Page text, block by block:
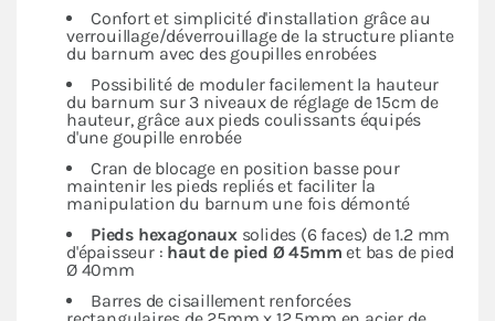
Confort et simplicité d'installation grâce au
verrouillage/déverrouillage de la structure pliante
du barnum avec des goupilles enrobées
Possibilité de moduler facilement la hauteur
du barnum sur 3 niveaux de réglage de 15cm de
hauteur, grâce aux pieds coulissants équipés
d'une goupille enrobée
Cran de blocage en position basse pour
maintenir les pieds repliés et faciliter la
manipulation du barnum une fois démonté
Pieds hexagonauxsolides (6 faces) de 1.2 mm
d'épaisseur : haut de pied Ø 45mm et bas de pied
Ø 40mm
Barres de cisaillement renforcées